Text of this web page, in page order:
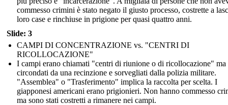
commesso crimini è stato negato il giusto processo, costrette a
loro case e rinchiuse in prigione per quasi quattro anni.
Slide: 3
CAMPI DI CONCENTRAZIONE vs. "CENTRI DI
RICOLLOCAZIONE"
I campi erano chiamati "centri di riunione o di ricollocazione" ma
circondati da una recinzione e sorvegliati dalla polizia militare.
"Assemblea" o "Trasferimento" implica la raccolta per scelta. I
giapponesi americani erano prigionieri. Non hanno commesso
ma sono stati costretti a rimanere nei campi.